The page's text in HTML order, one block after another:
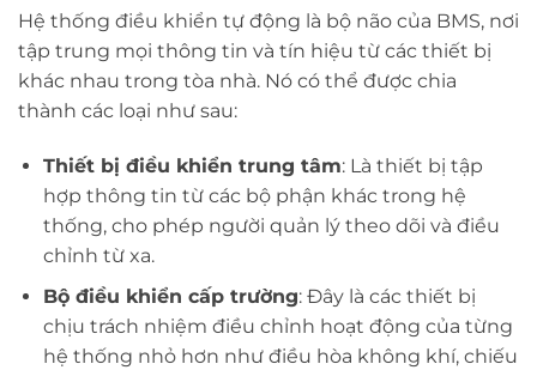
Hệ thống điều khiển tự động là bộ não của BMS, nơi
tập trung mọi thông tin và tín hiệu từ các thiết bị
khác nhau trong tòa nhà. Nó có thể được chia
thành các loại như sau:
Thiết bị điều khiển trung tâm: Là thiết bị tập
hợp thông tin từ các bộ phận khác trong hệ
thống, cho phép người quản lý theo dõi và điều
chỉnh từ xa.
Bộ điều khiển cấp trường: Đây là các thiết bị
chịu trách nhiệm điều chỉnh hoạt động của từng
hệ thống nhỏ hơn như điều hòa không khí, chiếu